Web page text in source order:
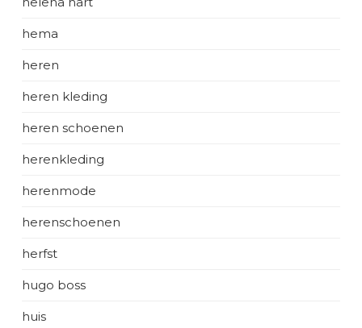
hema
heren
heren kleding
heren schoenen
herenkleding
herenmode
herenschoenen
herfst
hugo boss
huis